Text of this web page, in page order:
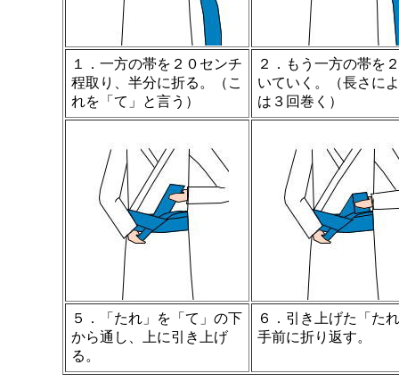
１．一方の帯を２０センチ
程取り、半分に折る。（こ
れを「て」と言う）
２．もう一方の帯を
いていく。（長さに
は３回巻く）
５．「たれ」を「て」の下
から通し、上に引き上げ
る。
６．引き上げた「た
手前に折り返す。